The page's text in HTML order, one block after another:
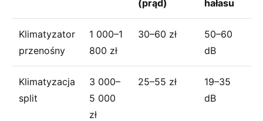
(prąd)
hałasu
Klimatyzator
przenośny
1 000–1
800 zł
30–60 zł
50–60
dB
Klimatyzacja
split
3 000–
5 000
zł
25–55 zł
19–35
dB